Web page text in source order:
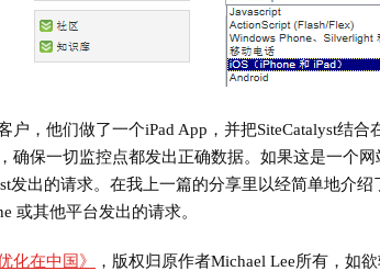
户，他们做了一个iPad App，并把SiteCatalyst结
确保一切监控点都发出正确数据。如果这是一个
发出的请求。在我上一篇的分享里以经简单地介
或其他平台发出的请求。
化在中国》 ，版权归原作者Michael Lee所有，如